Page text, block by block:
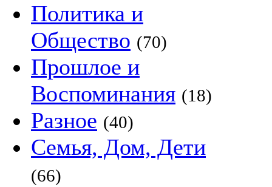
Политика и
Общество (70)
Прошлое и
Воспоминания (18)
Разное (40)
Семья, Дом, Дети
(66)